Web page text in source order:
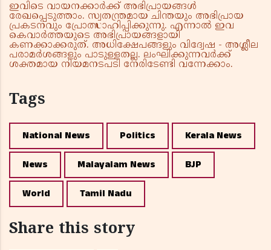
ഇവിടെ വായനക്കാർക്ക് അഭിപ്രായങ്ങൾ
രേഖപ്പെടുത്താം. സ്വതന്ത്രമായ ചിന്തയും അഭിപ്രായ
പ്രകടനവും പ്രോത്സാഹിപ്പിക്കുന്നു. എന്നാൽ ഇവ
കെവാർത്തയുടെ അഭിപ്രായങ്ങളായി
കണക്കാക്കരുത്. അധിക്ഷേപങ്ങളും വിദ്വേഷ - അശ്ലീല
പരാമർശങ്ങളും പാടുള്ളതല്ല. ലംഘിക്കുന്നവർക്ക്
ശക്തമായ നിയമനടപടി നേരിടേണ്ടി വന്നേക്കാം.
Tags
National News Politics Kerala News
News Malayalam News BJP
World Tamil Nadu
Share this story